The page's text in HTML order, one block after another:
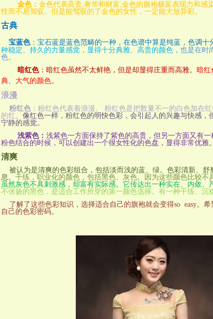
金色： 金色代表高贵,奢华和财富,金色的旗袍极富表现力和感
性而不易驾驭。但是能驾驭的了金色的女性，一定能大放异彩。
古典
宝蓝色：宝石蓝是蓝色范畴的一种，在色谱中算是纯蓝，色调十
种稳定、持久的力量感觉，显得十分典雅、高贵的颜色， 也是在时
色。
暗红色：暗红色虽然不太鲜艳，但是却显得庄重而高雅。 暗红
典、大气的颜色。
浪漫
粉红色：粉红色代表着浪漫。 粉红色是把数量不一的白色加在
的红。 像红色一样，粉红色的明快色彩，会引起人的兴趣与快感，
宁静的感觉。
浅紫色： 浅紫色一方面保持了紫色的高贵，但另一方面又有
粉色结合的时候，可以创建出一个很女性化的色盘，显得非常优雅。
清爽
被认为是清爽的色彩组合，包括淡而浅的蓝、绿。色彩清新、舒
息。 干练，职业化的颜色，包括黑色、灰色。因为这些颜色比较不
虽然灰色不具刺激感，却富有实际感。它传达出一种实在、内敛、
不张扬的黑色，是适合工作所穿的第一颜色选择。有一种干练、沉
了解了这些色彩知识，选择适合自己的旗袍就会变得so easy。
自己的色彩密码。